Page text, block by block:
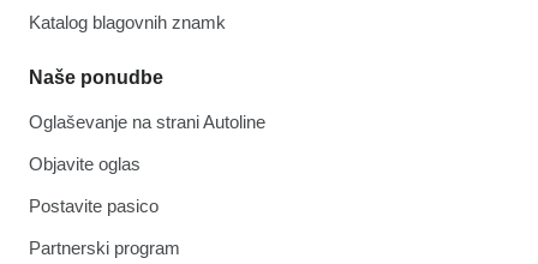
Katalog blagovnih znamk
Naše ponudbe
Oglaševanje na strani Autoline
Objavite oglas
Postavite pasico
Partnerski program